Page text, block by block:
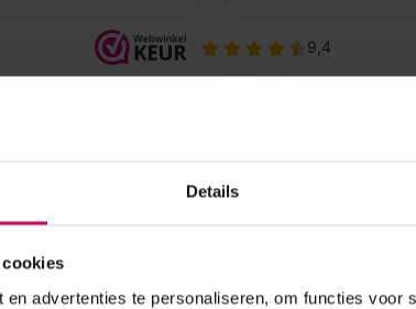
Details
cookies
advertenties te personaliseren, om functies voor